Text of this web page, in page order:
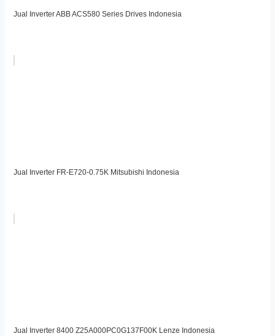
Jual Inverter ABB ACS580 Series Drives Indonesia
Jual Inverter FR-E720-0.75K Mitsubishi Indonesia
Jual Inverter 8400 Z25A000PC0G137F00K Lenze Indonesia